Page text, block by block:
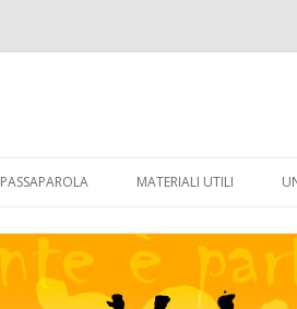
PASSAPAROLA MATERIALI UTILI